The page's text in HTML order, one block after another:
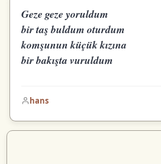
Geze geze yoruldum
bir taş buldum oturdum
komşunun küçük kızına
bir bakışta vuruldum
hans